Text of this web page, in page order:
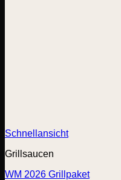
Schnellansicht
Grillsaucen
WM 2026 Grillpaket